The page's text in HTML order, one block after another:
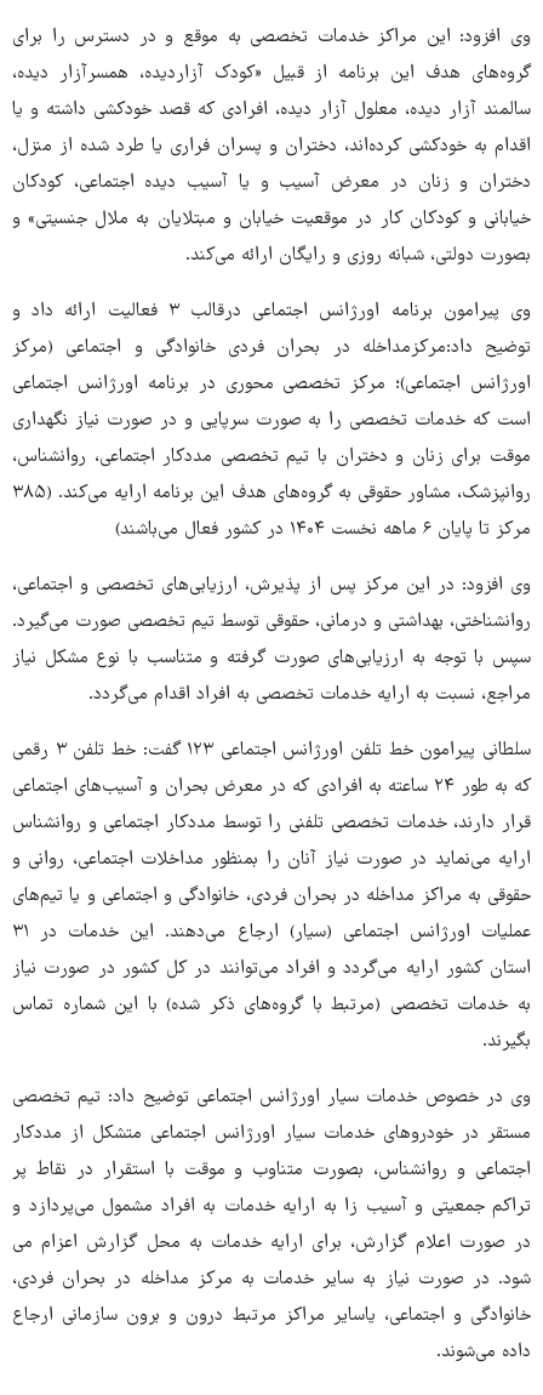
وی افزود: این مراکز خدمات تخصصی به موقع و در دسترس را برای
گروه‌های هدف این برنامه از قبیل «کودک آزاردیده، همسرآزار دیده،
سالمند آزار دیده، معلول آزار دیده، افرادی که قصد خودکشی داشته و یا
اقدام به خودکشی کرده‌اند، دختران و پسران فراری یا طرد شده از منزل،
دختران و زنان در معرض آسیب و یا آسیب دیده اجتماعی، کودکان
خیابانی و کودکان کار در موقعیت خیابان و مبتلایان به ملال جنسیتی» و
بصورت دولتی، شبانه روزی و رایگان ارائه می‌کند.
وی پیرامون برنامه اورژانس اجتماعی درقالب ۳ فعالیت ارائه داد و
توضیح داد:مرکزمداخله در بحران فردی خانوادگی و اجتماعی (مرکز
اورژانس اجتماعی)؛ مرکز تخصصی محوری در برنامه اورژانس اجتماعی
است که خدمات تخصصی را به صورت سرپایی و در صورت نیاز نگهداری
موقت برای زنان و دختران با تیم تخصصی مددکار اجتماعی، روانشناس،
روانپزشک، مشاور حقوقی به گروه‌های هدف این برنامه ارایه می‌کند. (۳۸۵
مرکز تا پایان ۶ ماهه نخست ۱۴۰۴ در کشور فعال می‌باشند)
وی افزود: در این مرکز پس از پذیرش، ارزیابی‌های تخصصی و اجتماعی،
روانشناختی، بهداشتی و درمانی، حقوقی توسط تیم تخصصی صورت می‌گیرد.
سپس با توجه به ارزیابی‌های صورت گرفته و متناسب با نوع مشکل نیاز
مراجع، نسبت به ارایه خدمات تخصصی به افراد اقدام می‌گردد.
سلطانی پیرامون خط تلفن اورژانس اجتماعی ۱۲۳ گفت: خط تلفن ۳ رقمی
که به طور ۲۴ ساعته به افرادی که در معرض بحران و آسیب‌های اجتماعی
قرار دارند، خدمات تخصصی تلفنی را توسط مددکار اجتماعی و روانشناس
ارایه می‌نماید در صورت نیاز آنان را بمنظور مداخلات اجتماعی، روانی و
حقوقی به مراکز مداخله در بحران فردی، خانوادگی و اجتماعی و یا تیم‌های
عملیات اورژانس اجتماعی (سیار) ارجاع می‌دهند. این خدمات در ۳۱
استان کشور ارایه می‌گردد و افراد می‌توانند در کل کشور در صورت نیاز
به خدمات تخصصی (مرتبط با گروه‌های ذکر شده) با این شماره تماس
بگیرند.
وی در خصوص خدمات سیار اورژانس اجتماعی توضیح داد: تیم تخصصی
مستقر در خودروهای خدمات سیار اورژانس اجتماعی متشکل از مددکار
اجتماعی و روانشناس، بصورت متناوب و موقت با استقرار در نقاط پر
تراکم جمعیتی و آسیب زا به ارایه خدمات به افراد مشمول می‌پردازد و
در صورت اعلام گزارش، برای ارایه خدمات به محل گزارش اعزام می
شود. در صورت نیاز به سایر خدمات به مرکز مداخله در بحران فردی،
خانوادگی و اجتماعی، یاسایر مراکز مرتبط درون و برون سازمانی ارجاع
داده می‌شوند.